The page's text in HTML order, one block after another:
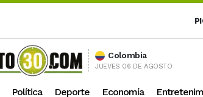
Colombia
JUEVES 06 DE AGOSTO
Política Deporte Economía